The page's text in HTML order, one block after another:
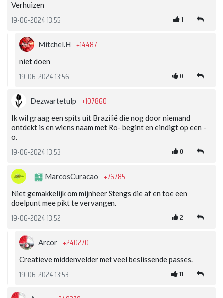
Verhuizen
19-06-2024 13:55 1
Mitchel.H +14487
niet doen
19-06-2024 13:56 0
Dezwartetulp +107860
Ik wil graag een spits uit Brazilië die nog door niemand
ontdekt is en wiens naam met Ro- begint en eindigt op een -
o.
19-06-2024 13:53 0
MarcosCuracao +76785
Niet gemakkelijk om mijnheer Stengs die af en toe een
doelpunt mee pikt te vervangen.
19-06-2024 13:52 2
Arcor +240270
Creatieve middenvelder met veel beslissende passes.
19-06-2024 13:53 11